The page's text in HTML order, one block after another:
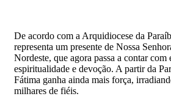
De acordo com a Arquidiocese da
representa um presente de Nossa
Nordeste, que agora passa a contar com
espiritualidade e devoção. A partir da
Fátima ganha ainda mais força,
milhares de fiéis.